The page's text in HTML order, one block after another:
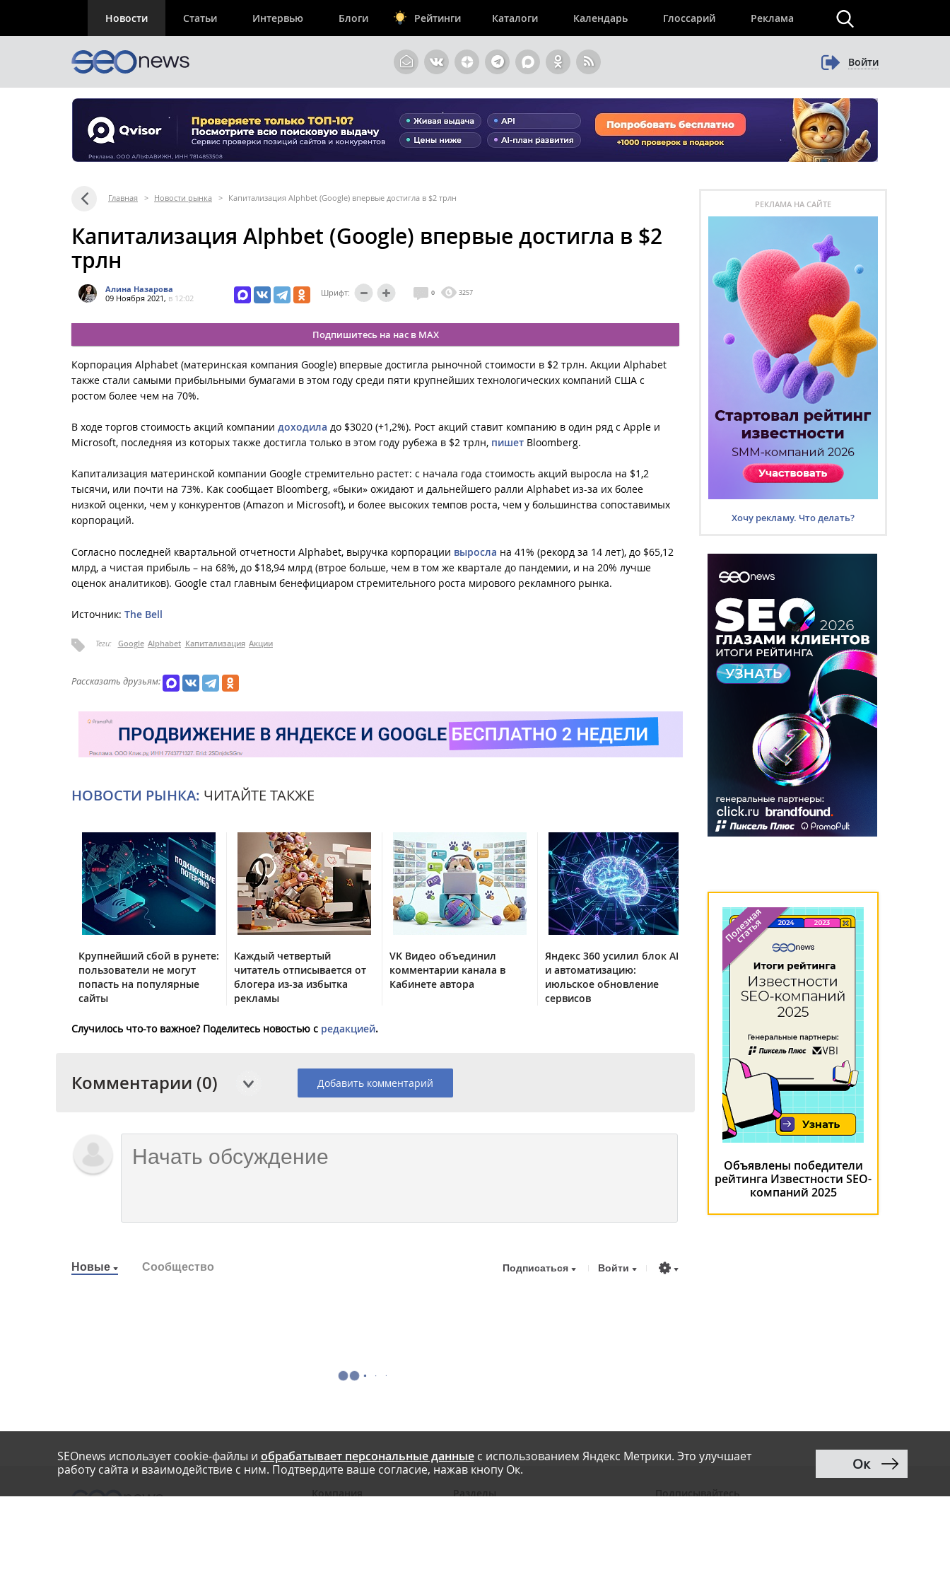
Новости Статьи Интервью Блоги Рейтинги Каталоги Календарь Глоссарий Реклама
Войти
Главная > Новости рынка > Капитализация Alphbet (Google) впервые достигла в $2 трлн
Капитализация Alphbet (Google) впервые достигла в $2
трлн
Алина Назарова
09 Ноября 2021, в 12:02
Шрифт: 0 3257
Подпишитесь на нас в MAX
Корпорация Alphabet (материнская компания Google) впервые достигла рыночной стоимости в $2 трлн. Акции Alphabet
также стали самыми прибыльными бумагами в этом году среди пяти крупнейших технологических компаний США с
ростом более чем на 70%.
В ходе торгов стоимость акций компании доходила до $3020 (+1,2%). Рост акций ставит компанию в один ряд с Apple и
Microsoft, последняя из которых также достигла только в этом году рубежа в $2 трлн, пишет Bloomberg.
Капитализация материнской компании Google стремительно растет: с начала года стоимость акций выросла на $1,2
тысячи, или почти на 73%. Как сообщает Bloomberg, «быки» ожидают и дальнейшего ралли Alphabet из-за их более
низкой оценки, чем у конкурентов (Amazon и Microsoft), и более высоких темпов роста, чем у большинства сопоставимых
корпораций.
Согласно последней квартальной отчетности Alphabet, выручка корпорации выросла на 41% (рекорд за 14 лет), до $65,12
млрд, а чистая прибыль – на 68%, до $18,94 млрд (втрое больше, чем в том же квартале до пандемии, и на 20% лучше
оценок аналитиков). Google стал главным бенефициаром стремительного роста мирового рекламного рынка.
Источник: The Bell
Теги: Google Alphabet Капитализация Акции
Рассказать друзьям:
НОВОСТИ РЫНКА: ЧИТАЙТЕ ТАКЖЕ
Крупнейший сбой в рунете:
пользователи не могут
попасть на популярные
сайты
Каждый четвертый
читатель отписывается от
блогера из-за избытка
рекламы
VK Видео объединил
комментарии канала в
Кабинете автора
Яндекс 360 усилил блок AI
и автоматизацию:
июльское обновление
сервисов
Случилось что-то важное? Поделитесь новостью с редакцией.
Комментарии (0) Добавить комментарий
Новые Сообщество Подписаться Войти
РЕКЛАМА НА САЙТЕ
Хочу рекламу. Что делать?
Объявлены победители
рейтинга Известности SEO-
компаний 2025
SEOnews использует cookie-файлы и обрабатывает персональные данныес использованием Яндекс Метрики. Это улучшает
работу сайта и взаимодействие с ним. Подтвердите ваше согласие, нажав кнопу Ок.
Ок
Компания Разделы Подписывайтесь